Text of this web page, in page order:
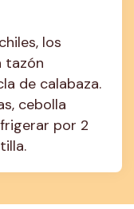
los
tazón
de calabaza.
cebolla
por 2